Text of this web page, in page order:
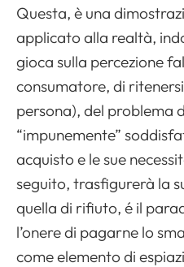
Questa, è una
applicato alla realtà,
gioca sulla percezione
consumatore, di
persona), del problema
“impunemente”
acquisto e le sue
seguito, trasfigurerà la
quella di rifiuto, é il
l’onere di pagarne lo
come elemento di